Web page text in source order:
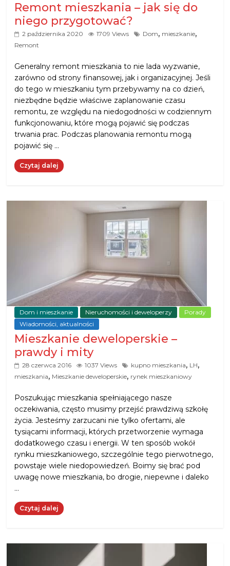
Remont mieszkania – jak się do
niego przygotować?
2 października 2020 1709 Views Dom, mieszkanie,
Remont
Generalny remont mieszkania to nie lada wyzwanie,
zarówno od strony finansowej, jak i organizacyjnej. Jeśli
do tego w mieszkaniu tym przebywamy na co dzień,
niezbędne będzie właściwe zaplanowanie czasu
remontu, ze względu na niedogodności w codziennym
funkcjonowaniu, które mogą pojawić się podczas
trwania prac. Podczas planowania remontu mogą
pojawić się …
Czytaj dalej
Dom i mieszkanie Nieruchomości i deweloperzy
Porady
Wiadomości, aktualności
Mieszkanie deweloperskie –
prawdy i mity
28 czerwca 2016 1037 Views kupno mieszkania, LH,
mieszkania, Mieszkanie deweloperskie, rynek mieszkaniowy
Poszukując mieszkania spełniającego nasze
oczekiwania, często musimy przejść prawdziwą szkołę
życia. Jesteśmy zarzucani nie tylko ofertami, ale
tysiącami informacji, których przetworzenie wymaga
dodatkowego czasu i energii. W ten sposób wokół
rynku mieszkaniowego, szczególnie tego pierwotnego,
powstaje wiele niedopowiedzeń. Boimy się brać pod
uwagę nowe mieszkania, bo drogie, niepewne i daleko
…
Czytaj dalej